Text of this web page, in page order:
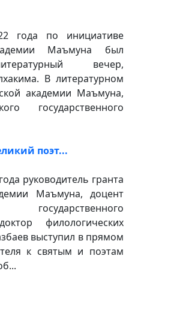
года по инициативе
Маъмуна был
вечер,
В литературном
академии Маъмуна,
государственного
поэт...
руководитель гранта
Маъмуна, доцент
государственного
филологических
выступил в прямом
к святым и поэтам